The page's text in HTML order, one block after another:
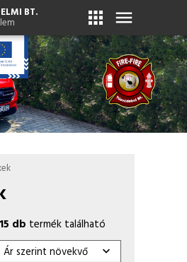
BT. apps menu
15 db termék található